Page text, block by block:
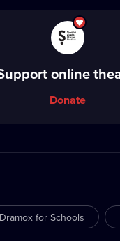
online
Donate
Dramox for Schools